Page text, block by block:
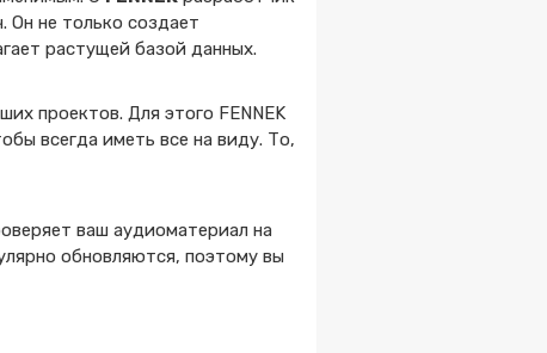
Он не только создает
растущей базой данных.
проектов. Для этого FENNEK
всегда иметь все на виду. То,
ваш аудиоматериал на
обновляются, поэтому вы